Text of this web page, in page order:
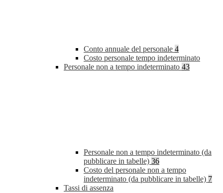
Conto annuale del personale 4
Costo personale tempo indeterminato
Personale non a tempo indeterminato 43
Personale non a tempo indeterminato (da
pubblicare in tabelle) 36
Costo del personale non a tempo
indeterminato (da pubblicare in tabelle) 7
Tassi di assenza